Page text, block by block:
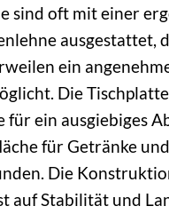
sind oft mit einer
ausgestattet,
ein
Die
für ein ausgiebiges
für Getränke
Die
auf Stabilität und